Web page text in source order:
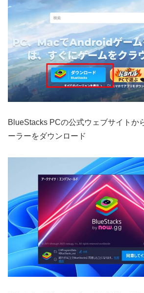
BlueStacks PCの公式ウェブサイトか
ーラーをダウンロード